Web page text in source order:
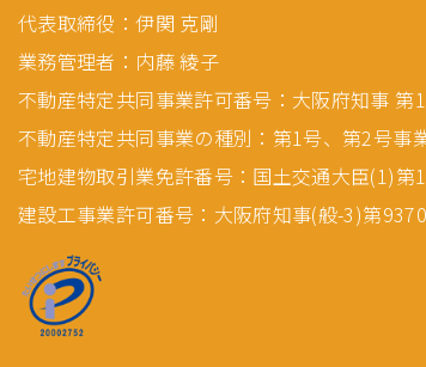
代表取締役：伊関 克剛
業務管理者：内藤 綾子
不動産特定共同事業許可番号：大阪府知事 第
不動産特定共同事業の種別：第1号、第2号事
宅地建物取引業免許番号：国土交通大臣(1)第
建設工事業許可番号：大阪府知事(般-3)第